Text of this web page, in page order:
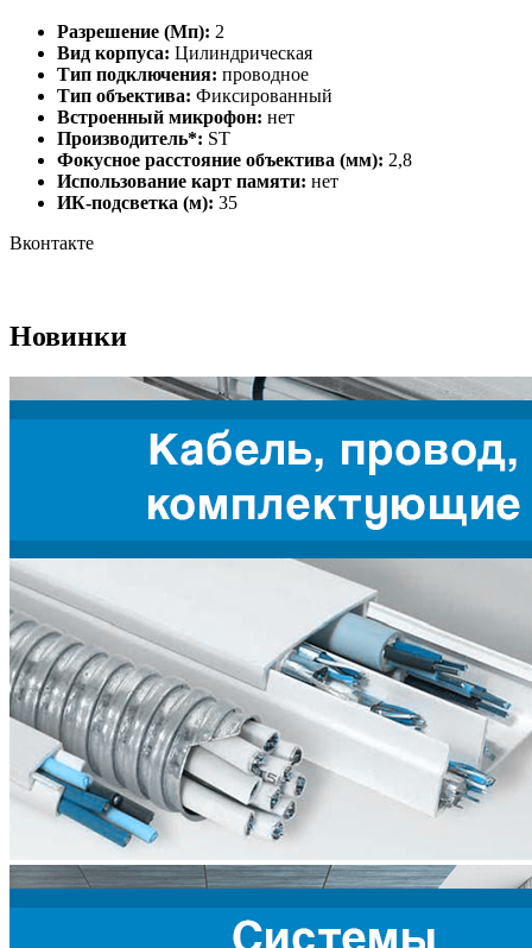
Разрешение (Мп): 2
Вид корпуса: Цилиндрическая
Тип подключения: проводное
Тип объектива: Фиксированный
Встроенный микрофон: нет
Производитель*: ST
Фокусное расстояние объектива (мм): 2,8
Использование карт памяти: нет
ИК-подсветка (м): 35
Вконтакте
Новинки